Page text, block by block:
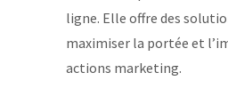
ligne. Elle offre des
maximiser la portée et
actions marketing.